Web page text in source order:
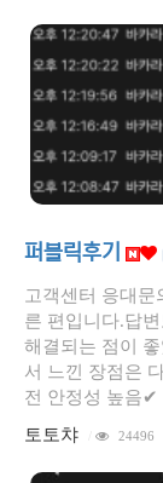
퍼블릭후기
고객센터 응대
른 편입니다.답
해결되는 점이
서 느낀 장점은
전 안정성 높음✔
토토챠
24496